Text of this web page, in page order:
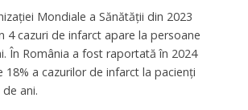
Mondiale a Sănătății din 2023
4 cazuri de infarct apare la persoane
În România a fost raportată în 2024
18% a cazurilor de infarct la pacienți
ani.